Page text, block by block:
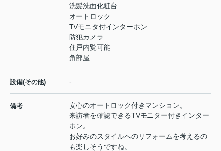
洗髪洗面化粧台
オートロック
TVモニタ付インターホン
防犯カメラ
住戸内覧可能
角部屋
設備(その他) -
備考
安心のオートロック付きマンション。
来訪者を確認できるTVモニター付きインター
ホン。
お好みのスタイルへのリフォームを考えるの
も楽しそうですね。